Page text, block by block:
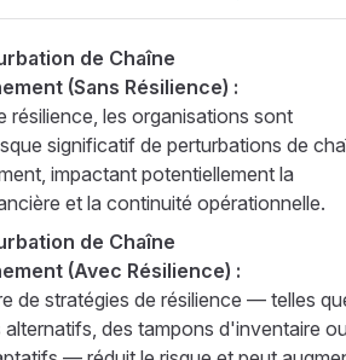
de Chaîne
(Sans Résilience) :
résilience, les organisations sont
significatif de perturbations de
impactant potentiellement la
et la continuité opérationnelle.
de Chaîne
(Avec Résilience) :
de stratégies de résilience — telles
des tampons d'inventaire